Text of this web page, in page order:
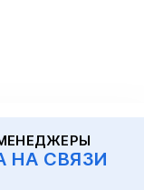
НА СВЯЗИ